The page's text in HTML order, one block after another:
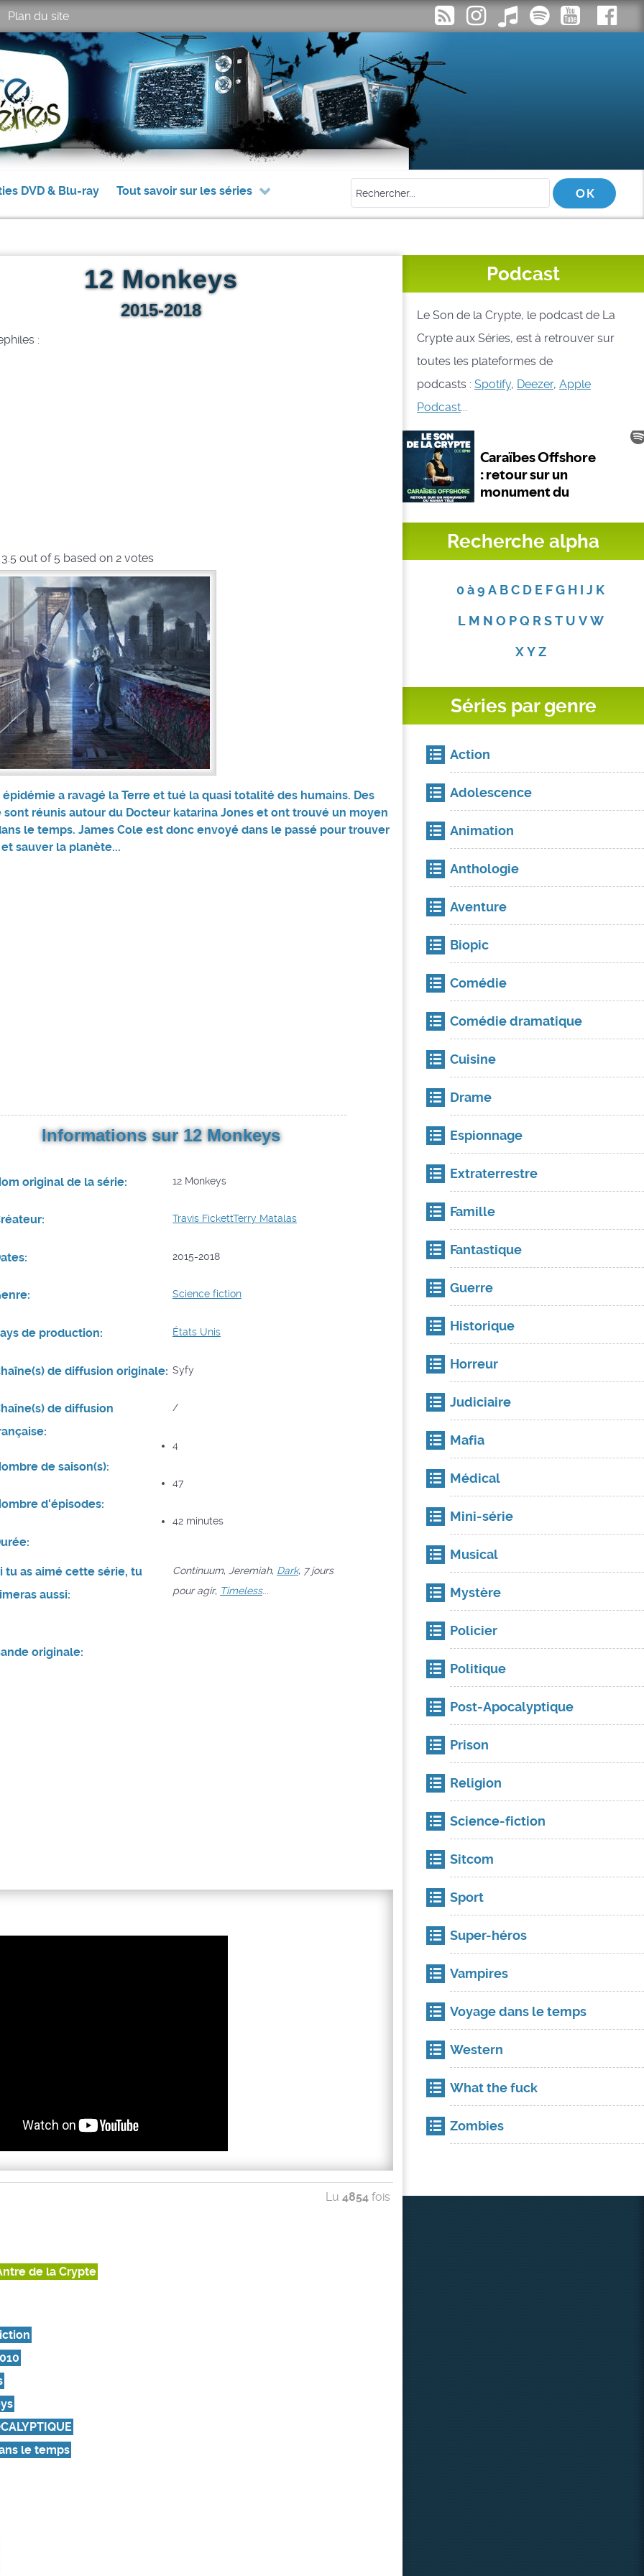
Plan du site
DVD & Blu-ray Tout savoir sur les séries
12 Monkeys
2015-2018
:
3.5 out of 5 based on2 votes
épidémie a ravagé la Terre et tué la quasi totalité des humains. Des
sont réunis autour du Docteur katarina Jones et ont trouvé un moyen
le temps. James Cole est donc envoyé dans le passé pour trouver
sauver la planète...
Informations sur 12 Monkeys
original de la série: 12 Monkeys
Travis FickettTerry Matalas
2015-2018
Science fiction
de production: États Unis
de diffusion originale: Syfy
de diffusion
/
de saison(s):
4
d'épisodes:
47
42 minutes
tu as aimé cette série, tu
aussi:
Continuum, Jeremiah, Dark, 7 jours
pour agir, Timeless...
originale:
Lu 4854fois
de la Crypte
le temps
Podcast
Le Son de la Crypte, le podcast de La
Crypte aux Séries, est à retrouver sur
toutes les plateformes de
podcasts : Spotify, Deezer, Apple
Podcast...
Recherche alpha
0 à 9 A BC D E FG H I J K
L M N O P Q R S T U V W
X Y Z
Séries par genre
Action
Adolescence
Animation
Anthologie
Aventure
Biopic
Comédie
Comédie dramatique
Cuisine
Drame
Espionnage
Extraterrestre
Famille
Fantastique
Guerre
Historique
Horreur
Judiciaire
Mafia
Médical
Mini-série
Musical
Mystère
Policier
Politique
Post-Apocalyptique
Prison
Religion
Science-fiction
Sitcom
Sport
Super-héros
Vampires
Voyage dans le temps
Western
What the fuck
Zombies